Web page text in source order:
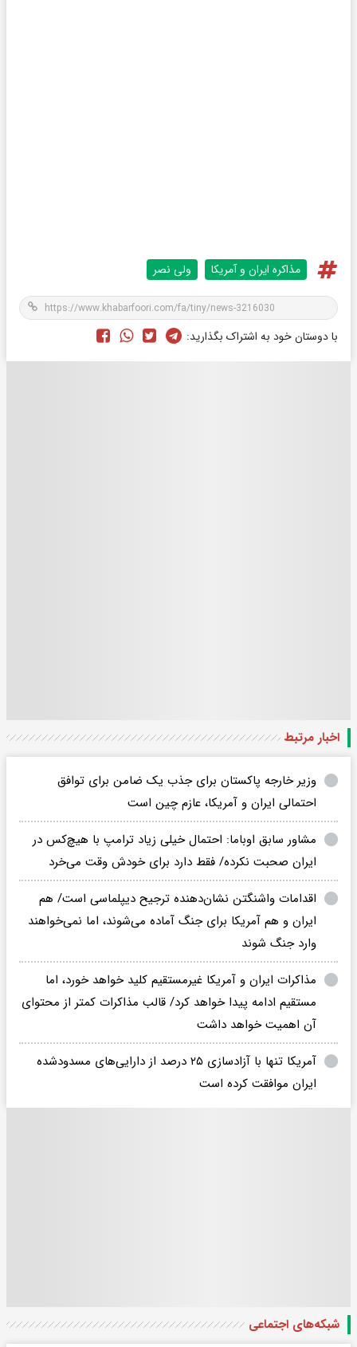
مذاکره ایران و آمریکا ولی نصر
با دوستان خود به اشتراک بگذارید:
اخبار مرتبط
وزیر خارجه پاکستان برای جذب یک ضامن برای توافق
احتمالی ایران و آمریکا، عازم چین است
مشاور سابق اوباما: احتمال خیلی زیاد ترامپ با هیچ‌کس در
ایران صحبت نکرده/ فقط دارد برای خودش وقت می‌خرد
اقدامات واشنگتن نشان‌دهنده ترجیح دیپلماسی است/ هم
ایران و هم آمریکا برای جنگ آماده می‌شوند، اما نمی‌خواهند
وارد جنگ شوند
مذاکرات ایران و آمریکا غیرمستقیم کلید خواهد خورد، اما
مستقیم ادامه پیدا خواهد کرد/ قالب مذاکرات کمتر از محتوای
آن اهمیت خواهد داشت‌
آمریکا تنها با آزادسازی ۲۵ درصد از دارایی‌های مسدودشده
ایران موافقت کرده است
شبکه‌های اجتماعی